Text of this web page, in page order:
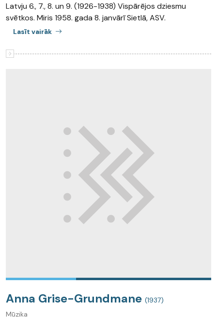
Latvju 6., 7., 8. un 9. (1926-1938) Vispārējos dziesmu
svētkos. Miris 1958. gada 8. janvārī Sietlā, ASV.
Lasīt vairāk
Anna Grise-Grundmane (1937)
Mūzika